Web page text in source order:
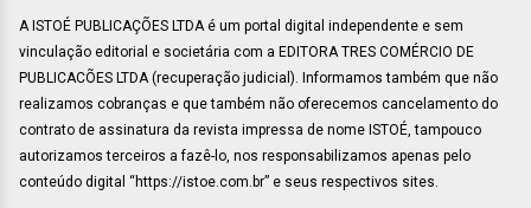
A ISTOÉ PUBLICAÇÕES LTDA é um portal digital independente e sem
vinculação editorial e societária com a EDITORA TRES COMÉRCIO DE
PUBLICACÕES LTDA (recuperação judicial). Informamos também que não
realizamos cobranças e que também não oferecemos cancelamento do
contrato de assinatura da revista impressa de nome ISTOÉ, tampouco
autorizamos terceiros a fazê-lo, nos responsabilizamos apenas pelo
conteúdo digital “https://istoe.com.br” e seus respectivos sites.